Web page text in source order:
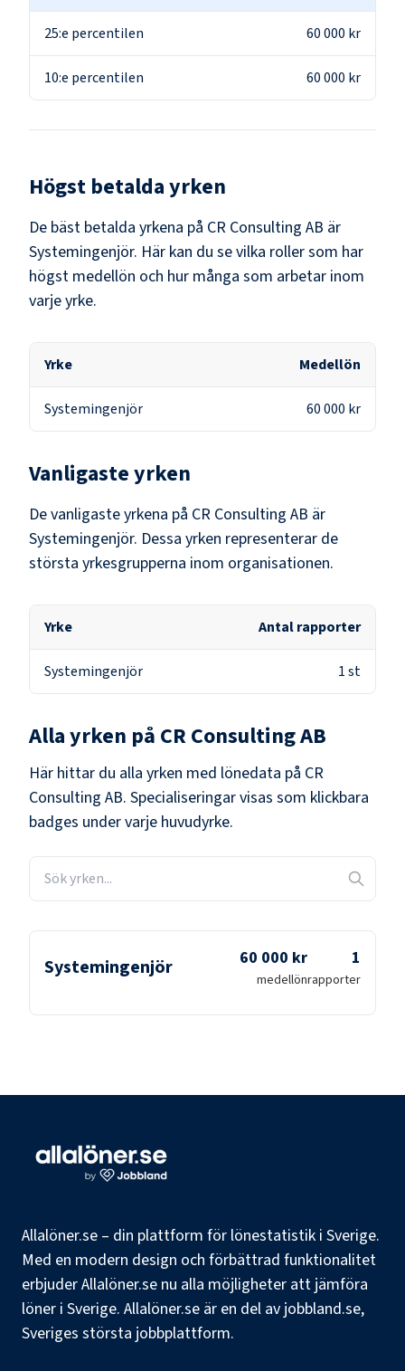
25:e percentilen 60 000 kr
10:e percentilen 60 000 kr
Högst betalda yrken
De bäst betalda yrkena på CR Consulting AB är
Systemingenjör. Här kan du se vilka roller som har
högst medellön och hur många som arbetar inom
varje yrke.
Yrke Medellön
Systemingenjör 60 000 kr
Vanligaste yrken
De vanligaste yrkena på CR Consulting AB är
Systemingenjör. Dessa yrken representerar de
största yrkesgrupperna inom organisationen.
Yrke Antal rapporter
Systemingenjör 1st
Alla yrken på CR Consulting AB
Här hittar du alla yrken med lönedata på CR
Consulting AB. Specialiseringar visas som klickbara
badges under varje huvudyrke.
Systemingenjör 60 000 kr
medellön
1
rapporter
Allalöner.se – din plattform för lönestatistik i Sverige.
Med en modern design och förbättrad funktionalitet
erbjuder Allalöner.se nu alla möjligheter att jämföra
löner i Sverige. Allalöner.se är en del av jobbland.se,
Sveriges största jobbplattform.